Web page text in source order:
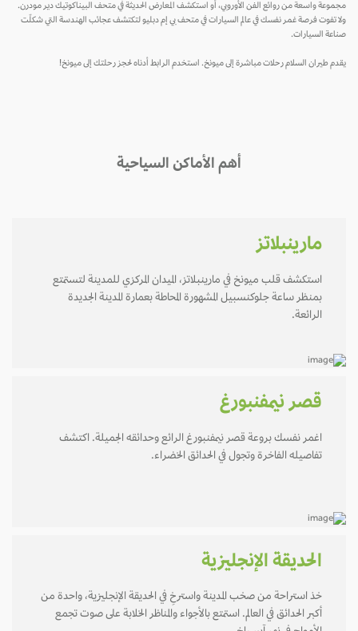
مجموعة واسعة من روائع الفن الأوروبي، أو استكشف المعارض الحديثة في متحف البيناكوتيك دير مودرن.
ولا تفوت فرصة غمر نفسك في عالم السيارات في متحف بي إم دبليو لتكتشف عجائب الهندسة التي شكلّت
صناعة السيارات.
يقدم طيران السلام رحلات مباشرة إلى ميونخ. استخدم الرابط أدناه لحجز رحلتك إلى ميونخ!
أهم الأماكن السياحية
مارينبلاتز
استكشف قلب ميونخ في مارينبلاتز، الميدان المركزي للمدينة لتستمتع
بمنظر ساعة جلوكنسبيل المشهورة المحاطة بعمارة المدينة الجديدة
الرائعة.
قصر نيمفنبورغ
اغمر نفسك بروعة قصر نيمفنبورغ الرائع وحدائقه الجميلة. اكتشف
تفاصيله الفاخرة وتجول في الحدائق الخضراء.
الحديقة الإنجليزية
خذ استراحة من صخب المدينة واسترخِ في الحديقة الإنجليزية، واحدة من
أكبر الحدائق في العالم. استمتع بالأجواء والمناظر الخلابة على صوت تجمع